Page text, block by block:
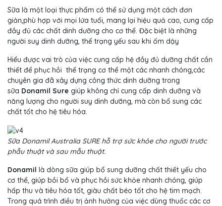
Sữa là một loại thực phẩm có thể sử dụng một cách đơn
giản,phù hợp với mọi lứa tuổi, mang lại hiệu quả cao, cung cấp
đầy đủ các chất dinh dưỡng cho cơ thể. Đặc biệt là những
người suy dinh dưỡng, thể trạng yếu sau khi ốm dậy
Hiểu được vai trò của việc cung cấp hệ đầy đủ dưỡng chất cần
thiết để phục hồi thể trạng cơ thể một các nhanh chóng,các
chuyên gia đã xây dựng công thức dinh dưỡng trong
sữa Donamil Sure giúp không chỉ cung cấp dinh dưỡng và
năng lượng cho người suy dinh dưỡng, mà còn bổ sung các
chất tốt cho hệ tiêu hóa.
Sữa Donamil Australia SURE hỗ trợ sức khỏe cho người trước
phẫu thuật và sau mẫu thuật.
Donamil là dòng sữa giúp bổ sung dưỡng chất thiết yếu cho
cơ thể, giúp bồi bổ và phục hồi sức khỏe nhanh chóng, giúp
hấp thu và tiêu hóa tốt, giàu chất béo tốt cho hệ tim mạch.
Trong quá trình điều trị ảnh hưởng của việc dùng thuốc các cơ